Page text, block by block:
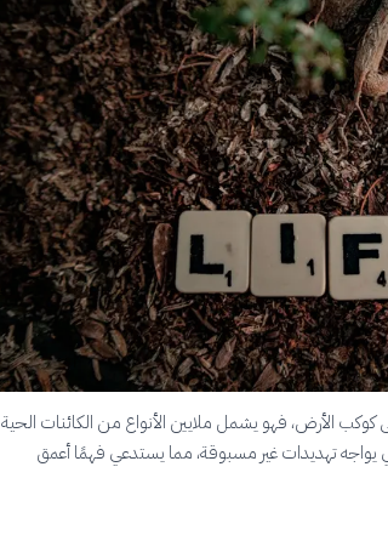
كوكب الأرض، فهو يشمل ملايين الأنواع من الكائنات الحية
يواجه تهديدات غير مسبوقة، مما يستدعي فهمًا أعمق